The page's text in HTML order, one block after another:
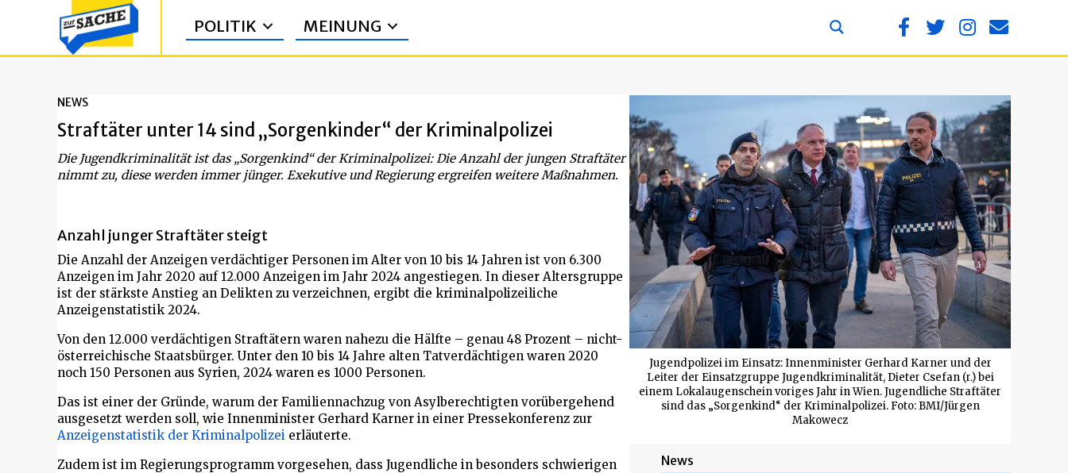
POLITIK MEINUNG
NEWS
Straftäter unter 14 sind „Sorgenkinder“ der Kriminalpolizei
Die Jugendkriminalität ist das „Sorgenkind“ der Kriminalpolizei: Die Anzahl der jungen Straftäter
nimmt zu, diese werden immer jünger. Exekutive und Regierung ergreifen weitere Maßnahmen.
Anzahl junger Straftäter steigt
Die Anzahl der Anzeigen verdächtiger Personen im Alter von 10 bis 14 Jahren ist von 6.300
Anzeigen im Jahr 2020 auf 12.000 Anzeigen im Jahr 2024 angestiegen. In dieser Altersgruppe
ist der stärkste Anstieg an Delikten zu verzeichnen, ergibt die kriminalpolizeiliche
Anzeigenstatistik 2024.
Von den 12.000 verdächtigen Straftätern waren nahezu die Hälfte – genau 48 Prozent – nicht-
österreichische Staatsbürger. Unter den 10 bis 14 Jahre alten Tatverdächtigen waren 2020
noch 150 Personen aus Syrien, 2024 waren es 1000 Personen.
Das ist einer der Gründe, warum der Familiennachzug von Asylberechtigten vorübergehend
ausgesetzt werden soll, wie Innenminister Gerhard Karner in einer Pressekonferenz zur
Anzeigenstatistik der Kriminalpolizei erläuterte.
Zudem ist im Regierungsprogramm vorgesehen, dass Jugendliche in besonders schwierigen
Jugendpolizei im Einsatz: Innenminister Gerhard Karner und der
Leiter der Einsatzgruppe Jugendkriminalität, Dieter Csefan (r.) bei
einem Lokalaugenschein voriges Jahr in Wien. Jugendliche Straftäter
sind das „Sorgenkind“ der Kriminalpolizei. Foto: BMI/Jürgen
Makowecz
News